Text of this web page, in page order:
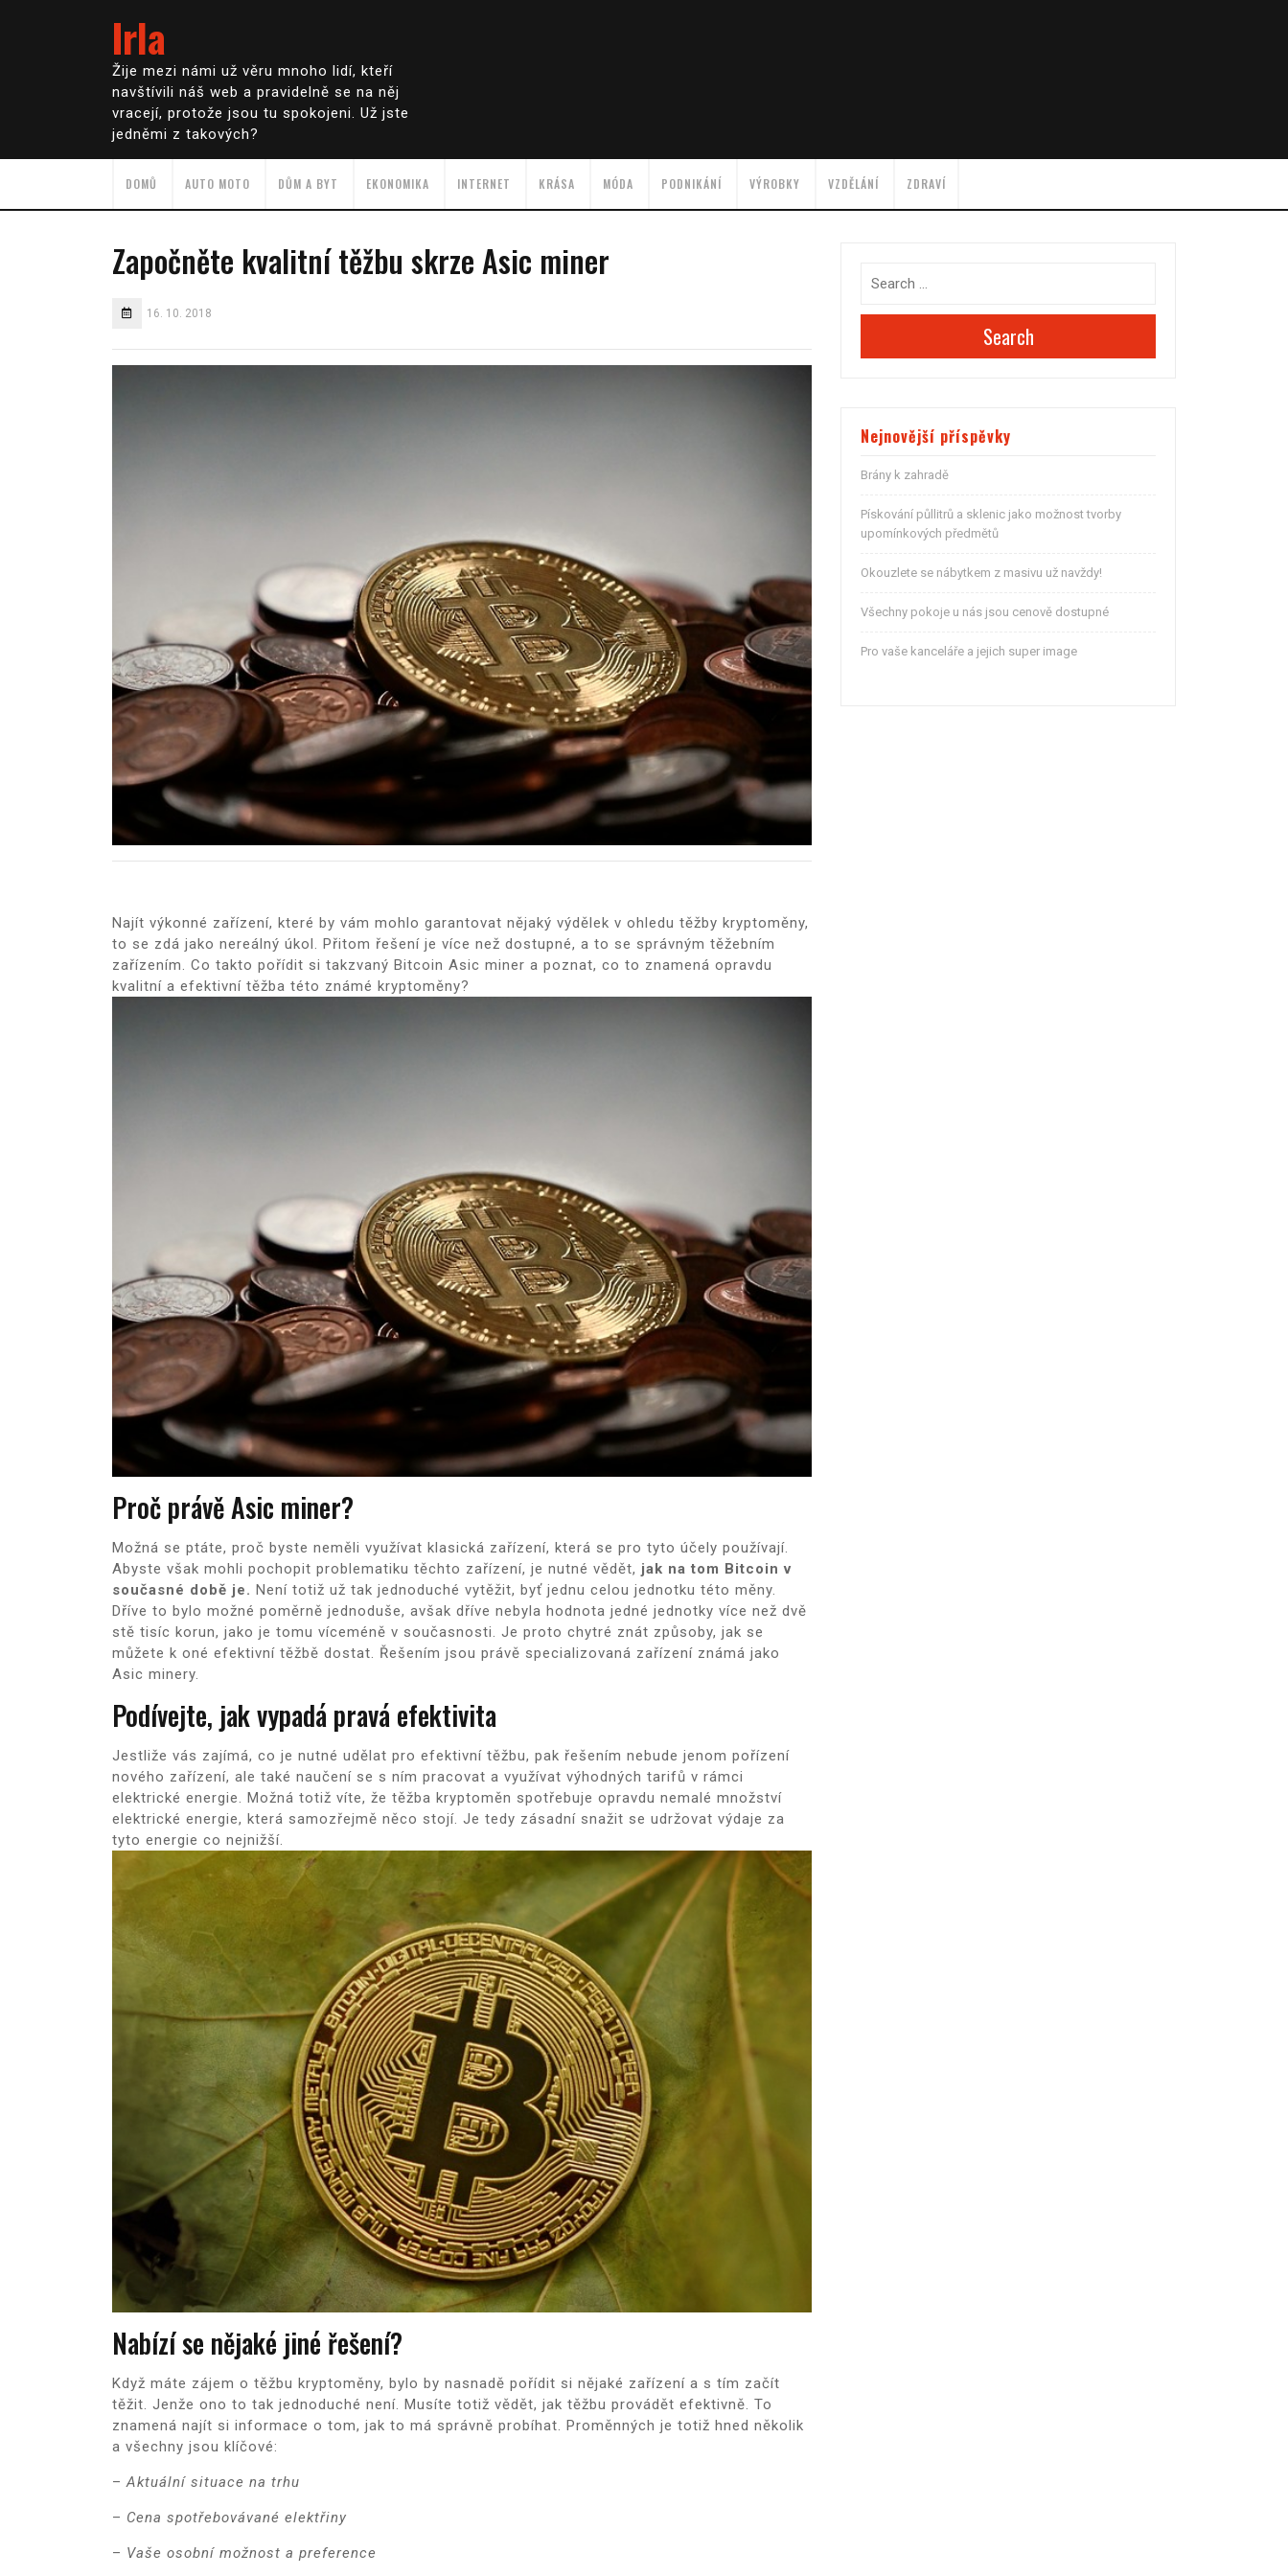
Irla
Žije mezi námi už věru mnoho lidí, kteří
navštívili náš web a pravidelně se na něj
vracejí, protože jsou tu spokojeni. Už jste
jedněmi z takových?
DOMŮ AUTO MOTO DŮM A BYT EKONOMIKA INTERNET KRÁSA MÓDA PODNIKÁNÍ VÝROBKY VZDĚLÁNÍ ZDRAVÍ
Započněte kvalitní těžbu skrze Asic miner
16. 10. 2018
Najít výkonné zařízení, které by vám mohlo garantovat nějaký výdělek v ohledu těžby kryptoměny,
to se zdá jako nereálný úkol. Přitom řešení je více než dostupné, a to se správným těžebním
zařízením. Co takto pořídit si takzvaný Bitcoin Asic miner a poznat, co to znamená opravdu
kvalitní a efektivní těžba této známé kryptoměny?
Proč právě Asic miner?
Možná se ptáte, proč byste neměli využívat klasická zařízení, která se pro tyto účely používají.
Abyste však mohli pochopit problematiku těchto zařízení, je nutné vědět, jak na tom Bitcoin v
současné době je. Není totiž už tak jednoduché vytěžit, byť jednu celou jednotku této měny.
Dříve to bylo možné poměrně jednoduše, avšak dříve nebyla hodnota jedné jednotky více než dvě
stě tisíc korun, jako je tomu víceméně v současnosti. Je proto chytré znát způsoby, jak se
můžete k oné efektivní těžbě dostat. Řešením jsou právě specializovaná zařízení známá jako
Asic minery.
Podívejte, jak vypadá pravá efektivita
Jestliže vás zajímá, co je nutné udělat pro efektivní těžbu, pak řešením nebude jenom pořízení
nového zařízení, ale také naučení se s ním pracovat a využívat výhodných tarifů v rámci
elektrické energie. Možná totiž víte, že těžba kryptoměn spotřebuje opravdu nemalé množství
elektrické energie, která samozřejmě něco stojí. Je tedy zásadní snažit se udržovat výdaje za
tyto energie co nejnižší.
Nabízí se nějaké jiné řešení?
Když máte zájem o těžbu kryptoměny, bylo by nasnadě pořídit si nějaké zařízení a s tím začít
těžit. Jenže ono to tak jednoduché není. Musíte totiž vědět, jak těžbu provádět efektivně. To
znamená najít si informace o tom, jak to má správně probíhat. Proměnných je totiž hned několik
a všechny jsou klíčové:
– Aktuální situace na trhu
– Cena spotřebovávané elektřiny
– Vaše osobní možnost a preference
Search
Nejnovější příspěvky
Brány k zahradě
Pískování půllitrů a sklenic jako možnost tvorby
upomínkových předmětů
Okouzlete se nábytkem z masivu už navždy!
Všechny pokoje u nás jsou cenově dostupné
Pro vaše kanceláře a jejich super image